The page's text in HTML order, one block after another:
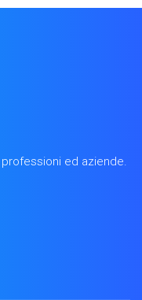
ed aziende.